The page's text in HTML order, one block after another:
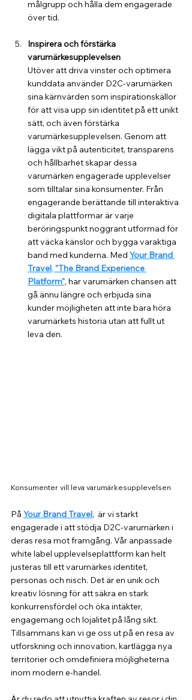
målgrupp och hålla dem engagerade
över tid.
Inspirera och förstärka
varumärkesupplevelsen
Utöver att driva vinster och optimera
kunddata använder D2C-varumärken
sina kärnvärden som inspirationskällor
för att visa upp sin identitet på ett unikt
sätt, och även förstärka
varumärkesupplevelsen. Genom att
lägga vikt på autenticitet, transparens
och hållbarhet skapar dessa
varumärken engagerade upplevelser
som tilltalar sina konsumenter. Från
engagerande berättande till interaktiva
digitala plattformar är varje
beröringspunkt noggrant utformad för
att väcka känslor och bygga varaktiga
band med kunderna. Med Your Brand
Travel, "The Brand Experience
Platform", har varumärken chansen att
gå ännu längre och erbjuda sina
kunder möjligheten att inte bara höra
varumärkets historia utan att fullt ut
leva den.
Konsumenter vill leva varumärkesupplevelsen
På Your Brand Travel,  är vi starkt
engagerade i att stödja D2C-varumärken i
deras resa mot framgång. Vår anpassade
white label upplevelseplattform kan helt
justeras till ett varumärkes identitet,
personas och nisch. Det är en unik och
kreativ lösning för att säkra en stark
konkurrensfördel och öka intäkter,
engagemang och lojalitet på lång sikt.
Tillsammans kan vi ge oss ut på en resa av
utforskning och innovation, kartlägga nya
territorier och omdefiniera möjligheterna
inom modern e-handel.